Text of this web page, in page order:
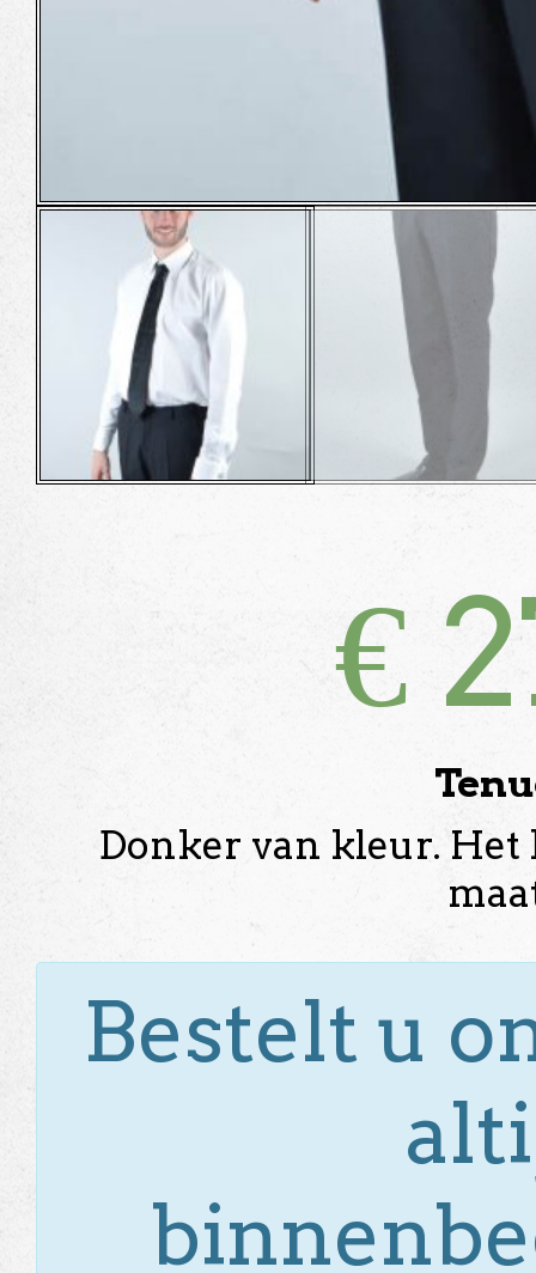
€
Donker van kleur. Het
Bestelt u